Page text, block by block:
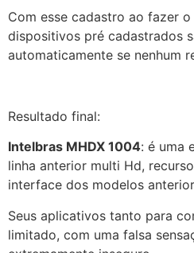
Com esse cadastro ao fazer
dispositivos pré cadastrados
automaticamente se nenhum
Resultado final:
Intelbras MHDX 1004: é uma
linha anterior multi Hd,
interface dos modelos
Seus aplicativos tanto para
limitado, com uma falsa